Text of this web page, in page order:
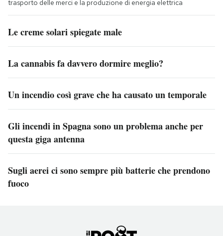
trasporto delle merci e la produzione di energia elettrica
Le creme solari spiegate male
La cannabis fa davvero dormire meglio?
Un incendio così grave che ha causato un temporale
Gli incendi in Spagna sono un problema anche per
questa giga antenna
Sugli aerei ci sono sempre più batterie che prendono
fuoco